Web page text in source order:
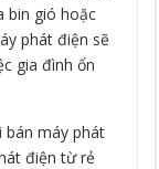
bin gió hoặc
phát điện sẽ
gia đình ổn
bán máy phát
điện từ rẻ